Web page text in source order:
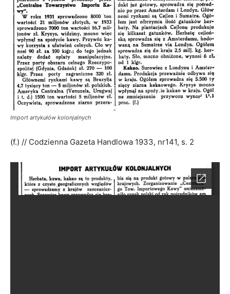
Import artykułów kolonjalnych
(f.) // Codzienna Gazeta Handlowa 1933, nr141, s. 2